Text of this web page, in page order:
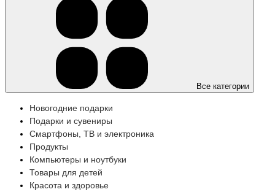
Все категории
Новогодние подарки
Подарки и сувениры
Смартфоны, ТВ и электроника
Продукты
Компьютеры и ноутбуки
Товары для детей
Красота и здоровье